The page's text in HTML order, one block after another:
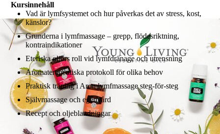
Kursinnehåll
Vad är lymfsystemet och hur påverkas det av stress, kost,
känslor?
Grunderna i lymfmassage – grepp, flödesriktning,
kontraindikationer
Eteriska oljors roll vid lymfdränage och utrensning
Aromaterapeutiska protokoll för olika behov
Praktisk träning i Aromlymfmassage steg-för-steg
Självmassage och egenvård
Recept och oljeblandningar